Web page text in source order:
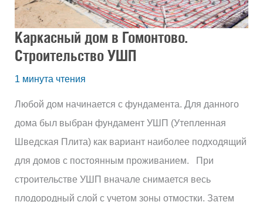
Каркасный дом в Гомонтово.
Строительство УШП
1 минута чтения
Любой дом начинается с фундамента. Для данного
дома был выбран фундамент УШП (Утепленная
Шведская Плита) как вариант наиболее подходящий
для домов с постоянным проживанием. При
строительстве УШП вначале снимается весь
плодородный слой с учетом зоны отмостки. Затем